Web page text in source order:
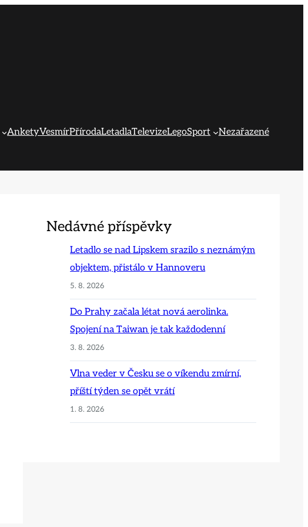
AnketyVesmírPřírodaLetadlaTelevizeLegoSport
Nezařazené
Nedávné příspěvky
Letadlo se nad Lipskem srazilo s neznámým
objektem, přistálo v Hannoveru
5. 8. 2026
Do Prahy začala létat nová aerolinka.
Spojení na Taiwan je tak každodenní
3. 8. 2026
Vlna veder v Česku se o víkendu zmírní,
příští týden se opět vrátí
1. 8. 2026